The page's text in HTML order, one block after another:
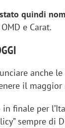
quindi
e Carat.
anche
il
finale per
sempre di